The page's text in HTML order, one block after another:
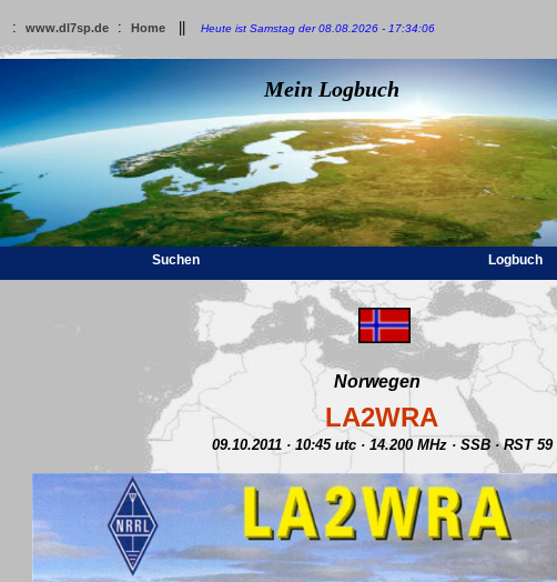
: www.dl7sp.de : Home Heute ist Samstag der 08.08.2026 - 17:34:06
Mein Logbuch
Suchen Logbuch
Norwegen
LA2WRA
09.10.2011 · 10:45 utc · 14.200 MHz · SSB · RST 59